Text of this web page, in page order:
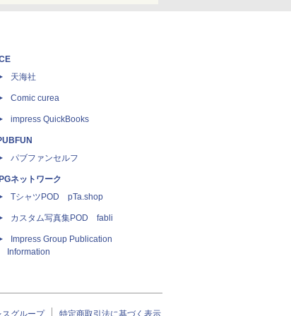
天海社
Comic curea
impress QuickBooks
パブファンセルフ
IPGネットワーク
TシャツPOD pTa.shop
カスタム写真集POD fabli
Impress Group Publication
Information
スグループ 特定商取引法に基づく表示